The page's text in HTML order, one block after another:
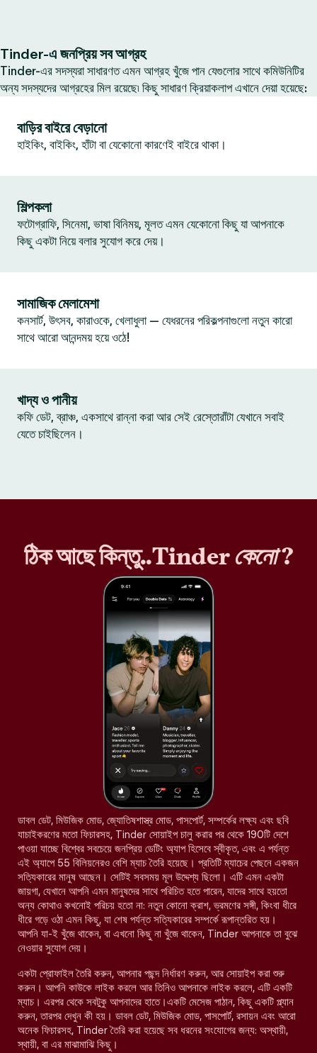
Tinder-এ জনপ্রিয় সব আগ্রহ
Tinder-এর সদস্যরা সাধারণত এমন আগ্রহ খুঁজে পান যেগুলোর সাথে কমিউনিটির
অন্য সদস্যদের আগ্রহের মিল রয়েছে৷ কিছু সাধারণ ক্রিয়াকলাপ এখানে দেয়া হয়েছে:
বাড়ির বাইরে বেড়ানো
হাইকিং, বাইকিং, হাঁটা বা যেকোনো কারণেই বাইরে থাকা।
শিল্পকলা
ফটোগ্রাফি, সিনেমা, ভাষা বিনিময়, মূলত এমন যেকোনো কিছু যা আপনাকে
কিছু একটা নিয়ে বলার সুযোগ করে দেয়।
সামাজিক মেলামেশা
কনসার্ট, উৎসব, কারাওকে, খেলাধুলা — যেধরনের পরিকল্পনাগুলো নতুন কারো
সাথে আরো আনন্দময় হয়ে ওঠে!
খাদ্য ও পানীয়
কফি ডেট, ব্রাঞ্চ, একসাথে রান্না করা আর সেই রেস্তোরাঁটা যেখানে সবাই
যেতে চাইছিলেন।
ঠিক আছে কিন্তু..Tinderকেনো?
ডাবল ডেট, মিউজিক মোড, জ্যোতিষশাস্ত্র মোড, পাসপোর্ট, সম্পর্কের লক্ষ্য এবং ছবি
যাচাইকরণের মতো ফিচারসহ, Tinder সোয়াইপ চালু করার পর থেকে 190টি দেশে
পাওয়া যাচ্ছে বিশ্বের সবচেয়ে জনপ্রিয় ডেটিং অ্যাপ হিসেবে স্বীকৃত, এবং এ পর্যন্ত
এই অ্যাপে 55 বিলিয়নেরও বেশি ম্যাচ তৈরি হয়েছে। প্রতিটি ম্যাচের পেছনে একজন
সত্যিকারের মানুষ আছেন। সেটিই সবসময় মূল উদ্দেশ্য ছিলো। এটি এমন একটা
জায়গা, যেখানে আপনি এমন মানুষদের সাথে পরিচিত হতে পারেন, যাদের সাথে হয়তো
অন্য কোথাও কখনোই পরিচয় হতো না: নতুন কোনো ক্রাশ, ভ্রমণের সঙ্গী, কিংবা ধীরে
ধীরে গড়ে ওঠা এমন কিছু, যা শেষ পর্যন্ত সত্যিকারের সম্পর্কে রূপান্তরিত হয়।
আপনি যা-ই খুঁজে থাকেন, বা এখনো কিছু না খুঁজে থাকেন, Tinder আপনাকে তা বুঝে
নেওয়ার সুযোগ দেয়।
একটা প্রোফাইল তৈরি করুন, আপনার পছন্দ নির্ধারণ করুন, আর সোয়াইপ করা শুরু
করুন। আপনি কাউকে লাইক করলে আর তিনিও আপনাকে লাইক করলে, এটি একটি
ম্যাচ। এরপর থেকে সবটুকু আপনাদের হাতে।একটি মেসেজ পাঠান, কিছু একটি প্ল্যান
করুন, তারপর দেখুন কী হয়। ডাবল ডেট, মিউজিক মোড, পাসপোর্ট, রসায়ন এবং আরো
অনেক ফিচারসহ, Tinder তৈরি করা হয়েছে সব ধরনের সংযোগের জন্য: অস্থায়ী,
স্থায়ী, বা এর মাঝামাঝি কিছু।